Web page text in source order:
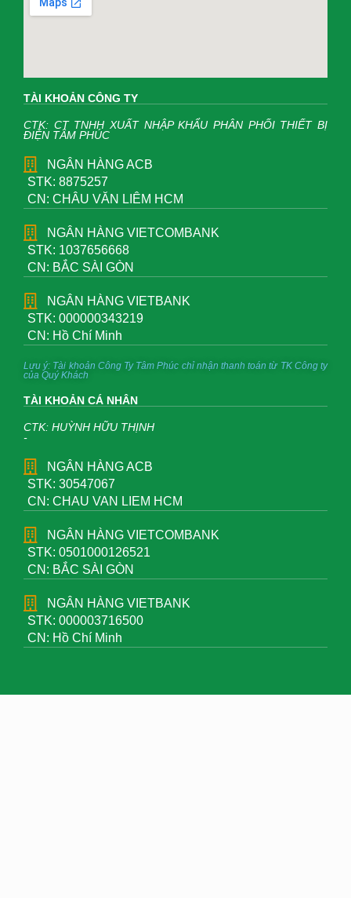
TÀI KHOẢN CÔNG TY
CTK: CT TNHH XUẤT NHẬP KHẨU PHÂN PHỐI THIẾT BỊ
ĐIỆN TÂM PHÚC
NGÂN HÀNG ACB
STK: 8875257
CN: CHÂU VĂN LIÊM HCM
NGÂN HÀNG VIETCOMBANK
STK: 1037656668
CN: BẮC SÀI GÒN
NGÂN HÀNG VIETBANK
STK: 000000343219
CN: Hồ Chí Minh
Lưu ý: Tài khoản Công Ty Tâm Phúc chỉ nhận thanh toán từ TK Công ty
của Quý Khách
TÀI KHOẢN CÁ NHÂN
CTK: HUỲNH HỮU THỊNH
-
NGÂN HÀNG ACB
STK: 30547067
CN: CHAU VAN LIEM HCM
NGÂN HÀNG VIETCOMBANK
STK: 0501000126521
CN: BẮC SÀI GÒN
NGÂN HÀNG VIETBANK
STK: 000003716500
CN: Hồ Chí Minh